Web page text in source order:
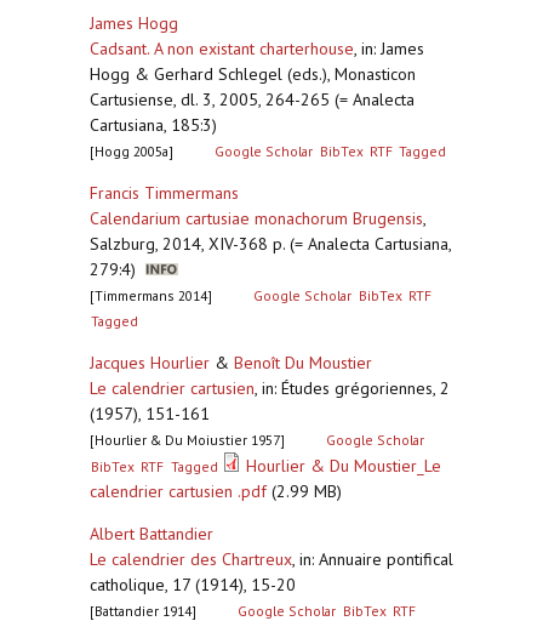
James Hogg
Cadsant. A non existant charterhouse, in: James
Hogg & Gerhard Schlegel (eds.), Monasticon
Cartusiense, dl. 3, 2005, 264-265 (= Analecta
Cartusiana, 185:3)
[Hogg 2005a] Google Scholar BibTex RTF Tagged
Francis Timmermans
Calendarium cartusiae monachorum Brugensis,
Salzburg, 2014, XIV-368 p. (= Analecta Cartusiana,
279:4)
[Timmermans 2014] Google Scholar BibTex RTF
Tagged
Jacques Hourlier & Benoît Du Moustier
Le calendrier cartusien, in: Études grégoriennes, 2
(1957), 151-161
[Hourlier & Du Moiustier 1957]
Google Scholar
BibTex RTF Tagged
Hourlier & Du Moustier_Le
calendrier cartusien .pdf(2.99 MB)
Albert Battandier
Le calendrier des Chartreux, in: Annuaire pontifical
catholique, 17 (1914), 15-20
[Battandier 1914] Google Scholar BibTex RTF